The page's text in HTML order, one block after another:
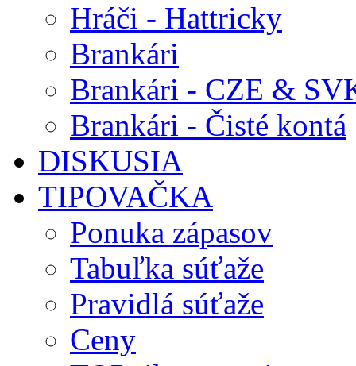
Hráči - Hattricky
Brankári
Brankári - CZE &
Brankári - Čisté kontá
DISKUSIA
TIPOVAČKA
Ponuka zápasov
Tabuľka súťaže
Pravidlá súťaže
Ceny